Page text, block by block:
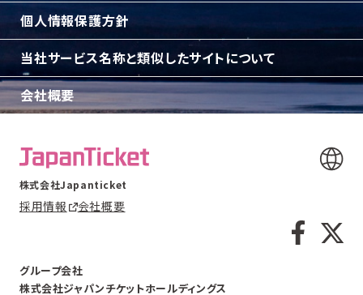
個人情報保護方針
当社サービス名称と類似したサイトについて
会社概要
グループ会社
株式会社ジャパンチケットホールディングス
株式会社Japanticket
採用情報 会社概要